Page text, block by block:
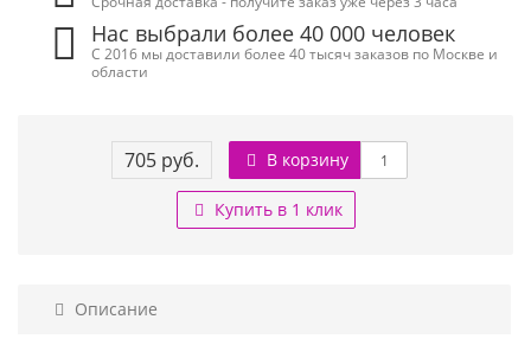
Нас выбрали более 40 000 человек
С 2016 мы доставили более 40 тысяч заказов по Москве и
области
705 руб. В корзину
Купить в 1 клик
Описание